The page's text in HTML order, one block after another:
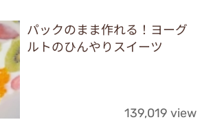
パックのまま作れる！ヨーグ
ルトのひんやりスイーツ
139,019 view